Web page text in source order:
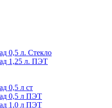
0,5 л. Стекло
1,25 л. ПЭТ
0,5 л ст
0,5 л ПЭТ
1,0 л ПЭТ